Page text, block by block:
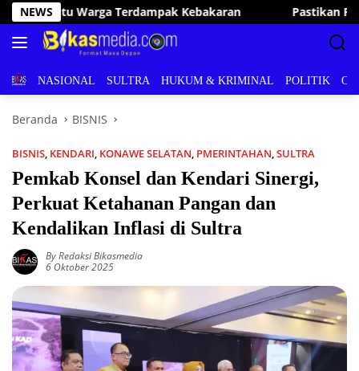
Langsung
ke
konten
NEWSPastikan Pelayanan Publik Optimal, Irham Kalenggo
BERITANASIONAL SULTRA HUKUM & KRIMINAL POLITIK
Beranda BISNIS
BISNIS, KENDARI, KONAWE SELATAN, PMERINTAHAN,SULTRA
Pemkab Konsel dan Kendari Sinergi,
Perkuat Ketahanan Pangan dan
Kendalikan Inflasi di Sultra
By Redaksi Bikasmedia
6 Oktober 2025